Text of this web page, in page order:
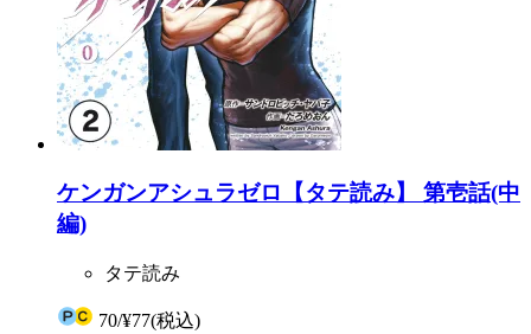
ケンガンアシュラゼロ【タテ読み】 第壱話(中
編)
タテ読み
70/¥77(税込)